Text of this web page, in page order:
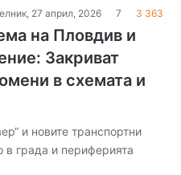
27 април, 2026 7 3 363
на Пловдив и
Закриват
в схемата и
и новите транспортни
в града и периферията